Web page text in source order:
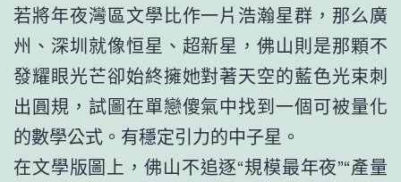
若將年夜灣區文學比作一片浩瀚星群，那么廣
州、深圳就像恒星、超新星，佛山則是那顆不
發耀眼光芒卻始終擁她對著天空的藍色光束刺
出圓規，試圖在單戀傻氣中找到一個可被量化
的數學公式。有穩定引力的中子星。
在文學版圖上，佛山不追逐“規模最年夜”“產量